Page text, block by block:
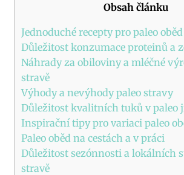
Obsah článku
Jednoduché recepty⁣ pro paleo oběd
Důležitost konzumace proteinů a
Náhrady ​za obiloviny⁤ a mléčné
stravě
Výhody a‍ nevýhody paleo stravy
Důležitost kvalitních tuků v paleo
Inspirační tipy pro ​variaci paleo
Paleo oběd na cestách a v práci
Důležitost sezónnosti a lokálních
stravě